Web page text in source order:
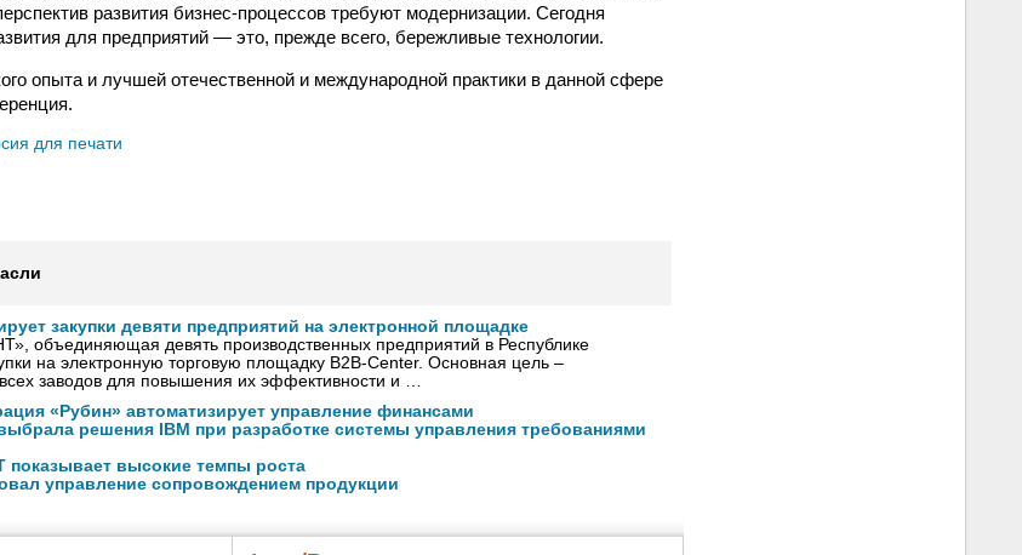
развития бизнес-процессов требуют модернизации. Сегодня
для предприятий — это, прежде всего, бережливые технологии.
опыта и лучшей отечественной и международной практики в данной сфере
для печати
закупки девяти предприятий на электронной площадке
объединяющая девять производственных предприятий в Республике
на электронную торговую площадку B2B-Center. Основная цель –
всех заводов для повышения их эффективности и …
«Рубин» автоматизирует управление финансами
решения IBM при разработке системы управления требованиями
показывает высокие темпы роста
управление сопровождением продукции